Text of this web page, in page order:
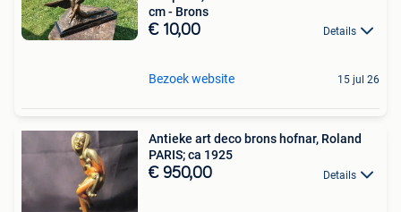
cm - Brons
€ 10,00 Details
Bezoek website 15 jul 26
Antieke art deco brons hofnar, Roland
PARIS; ca 1925
€ 950,00 Details